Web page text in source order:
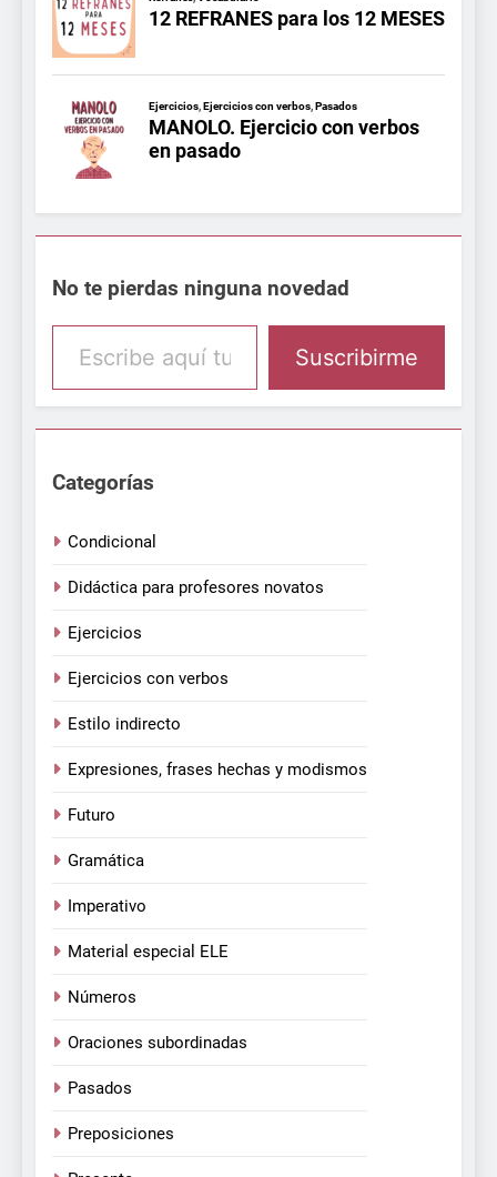
No te pierdas ninguna novedad
Escribe aquí tu email
Suscribirme
Categorías
Condicional
Didáctica para profesores novatos
Ejercicios
Ejercicios con verbos
Estilo indirecto
Expresiones, frases hechas y modismos
Futuro
Gramática
Imperativo
Material especial ELE
Números
Oraciones subordinadas
Pasados
Preposiciones